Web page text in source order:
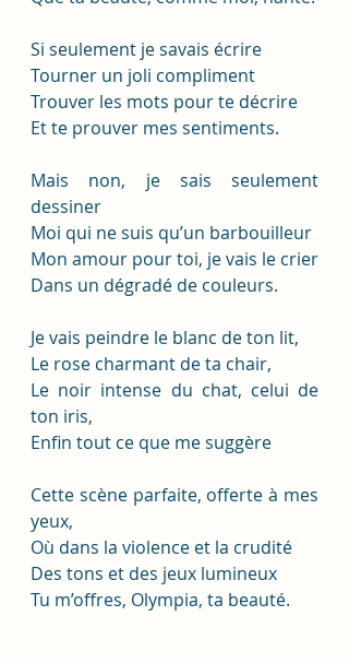
Si seulement je savais écrire
Tourner un joli compliment
Trouver les mots pour te décrire
Et te prouver mes sentiments.
Mais non, je sais seulement
dessiner
Moi qui ne suis qu’un barbouilleur
Mon amour pour toi, je vais le crier
Dans un dégradé de couleurs.
Je vais peindre le blanc de ton lit,
Le rose charmant de ta chair,
Le noir intense du chat, celui de
ton iris,
Enfin tout ce que me suggère
Cette scène parfaite, offerte à mes
yeux,
Où dans la violence et la crudité
Des tons et des jeux lumineux
Tu m’offres, Olympia, ta beauté.